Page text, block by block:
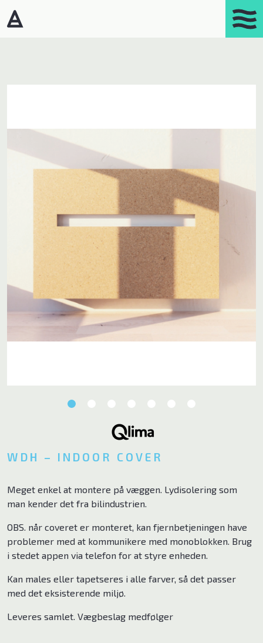
Affugtere
Gasprodukter
Luftrensere
Mobil aircondition
Robotstøvsugere
Ventilator
Poolpumper
El ladekabler
Andersen Electric
Qlima
Qventi
Midea
Enstal
Blaupunkt
WDH – INDOOR COVER
Meget enkel at montere på væggen. Lydisolering som
man kender det fra bilindustrien.
OBS. når coveret er monteret, kan fjernbetjeningen have
problemer med at kommunikere med monoblokken. Brug
i stedet appen via telefon for at styre enheden.
Kan males eller tapetseres i alle farver, så det passer
med det eksisterende miljø.
Leveres samlet. Vægbeslag medfølger